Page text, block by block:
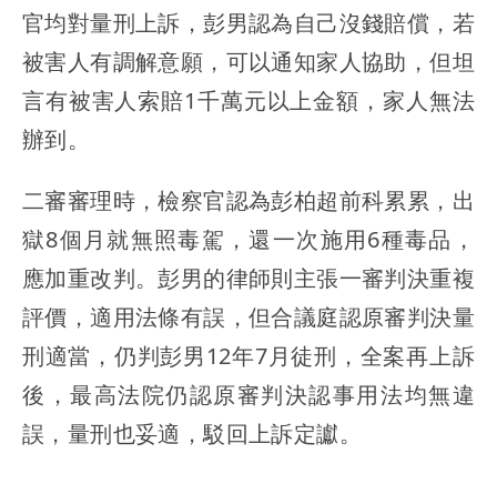
官均對量刑上訴，彭男認為自己沒錢賠償，若
被害人有調解意願，可以通知家人協助，但坦
言有被害人索賠1千萬元以上金額，家人無法
辦到。
二審審理時，檢察官認為彭柏超前科累累，出
獄8個月就無照毒駕，還一次施用6種毒品，
應加重改判。彭男的律師則主張一審判決重複
評價，適用法條有誤，但合議庭認原審判決量
刑適當，仍判彭男12年7月徒刑，全案再上訴
後，最高法院仍認原審判決認事用法均無違
誤，量刑也妥適，駁回上訴定讞。